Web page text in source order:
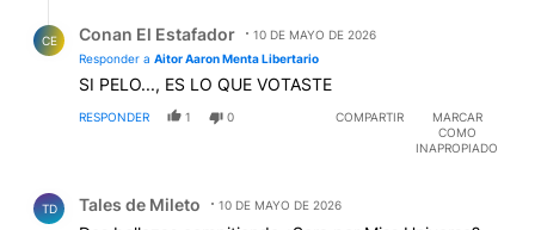
CE Conan El Estafador
10 DE MAYO DE 2026
Responder a Aitor Aaron Menta Libertario
SI PELO..., ES LO QUE VOTASTE
RESPONDER 1 0 COMPARTIR
MARCAR
COMO
INAPROPIADO
TD Tales de Mileto 10 DE MAYO DE 2026